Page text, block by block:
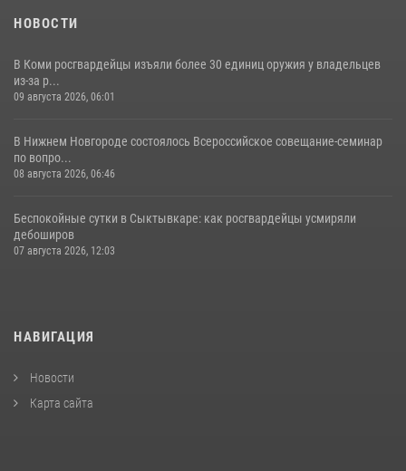
НОВОСТИ
В Коми росгвардейцы изъяли более 30 единиц оружия у владельцев
из-за р...
09 августа 2026, 06:01
В Нижнем Новгороде состоялось Всероссийское совещание-семинар
по вопро...
08 августа 2026, 06:46
Беспокойные сутки в Сыктывкаре: как росгвардейцы усмиряли
дебоширов
07 августа 2026, 12:03
НАВИГАЦИЯ
Новости
Карта сайта